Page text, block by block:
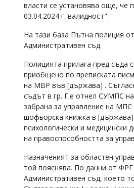
власти се установява още,
03.04.2024 г. валидност".
На тази база Пътна полиция
Административен съд.
Полицията прилага пред съда
приобщено по преписката
на МВР във [държава] .
съдът в гр. Г.е отнел СУМПС
забрана за управление на
шофьорска книжка в [държава]
психологически и медицински
на правоспособността за
Назначеният за областен
той пояснява. По данни от
Административен съд, което